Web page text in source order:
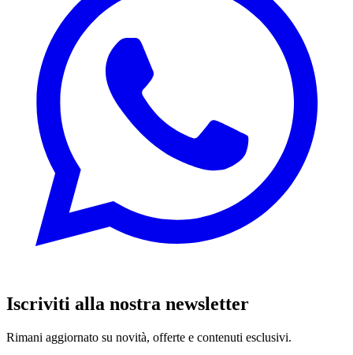
Iscriviti alla nostra newsletter
Rimani aggiornato su novità, offerte e contenuti esclusivi.